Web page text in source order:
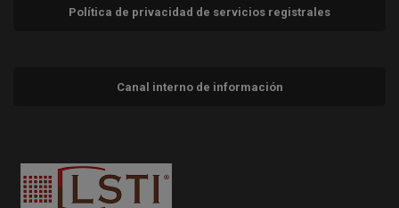
Política de privacidad de servicios registrales
Canal interno de información